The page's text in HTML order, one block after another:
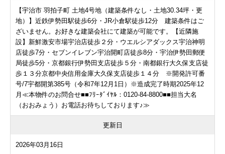
【宇治市 羽拍子町 土地4号地（建築条件なし・土地30.34坪・更
地）】近鉄伊勢田駅徒歩6分・JR小倉駅徒歩12分 建築条件はご
ざいません。お好きな建築会社にて建築が可能です。【近隣施
設】新鮮激安市場宇治店徒歩２分・ウエルシアダックス宇治神明
店徒歩7分・セブンイレブン宇治開町店徒歩8分・宇治伊勢田郵便
局徒歩5分・京都銀行伊勢田支店徒歩５分・南都銀行大久保支店徒
歩１３分京都中央信用金庫大久保支店徒歩１４分 ※開発許可番
号/7宇都開第385号（令和7年12月1日）※造成完了時期2025年12
月≪本物件のお問合せ■■ﾌﾘｰﾀﾞｲﾔﾙ：0120-84-8800■■担当大名
（おおみょう）お電話お待ちしております♪≫
更新日
2026年03月16日